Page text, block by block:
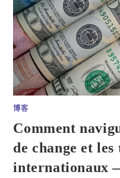
博客
Comment
de change et
internationaux